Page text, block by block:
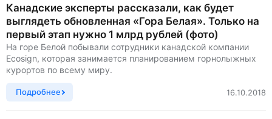
Канадские эксперты рассказали, как будет
выглядеть обновленная «Гора Белая». Только на
первый этап нужно 1 млрд рублей (фото)
На горе Белой побывали сотрудники канадской компании
Ecosign, которая занимается планированием горнолыжных
курортов по всему миру.
Подробнее 16.10.2018